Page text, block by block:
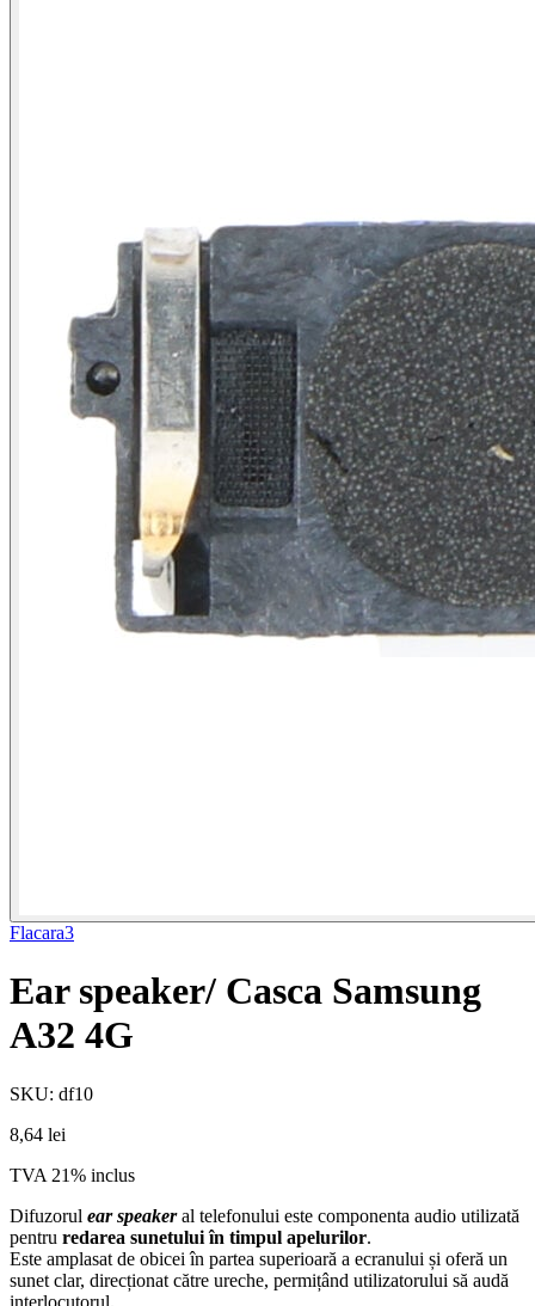
Flacara3
Ear speaker/ Casca Samsung
A32 4G
SKU: df10
8,64 lei
TVA 21% inclus
Difuzorul ear speakeral telefonului este componenta audio utilizată
pentru redarea sunetului în timpul apelurilor.
Este amplasat de obicei în partea superioară a ecranului și oferă un
sunet clar, direcționat către ureche, permițând utilizatorului să audă
interlocutorul.